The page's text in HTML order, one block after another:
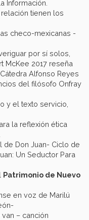
Información.
relación tienen los
checo-mexicanas -
por sí solos,
McKee 2017 reseña
Alfonso Reyes
del filósofo Onfray
y el texto servicio,
la reflexión ética
de Don Juan- Ciclo de
Un Seductor Para
Patrimonio de Nuevo
en voz de Marilú
– canción